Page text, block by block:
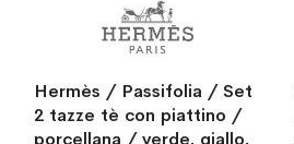
Hermès / Passifolia / Set
2 tazze tè con piattino /
porcellana / verde, giallo,